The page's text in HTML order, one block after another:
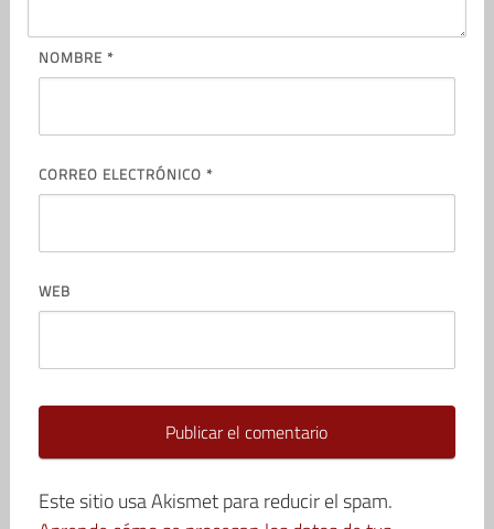
NOMBRE *
CORREO ELECTRÓNICO *
WEB
Este sitio usa Akismet para reducir el spam.